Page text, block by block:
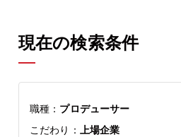
現在の検索条件
職種： プロデューサー
こだわり：
上場企業